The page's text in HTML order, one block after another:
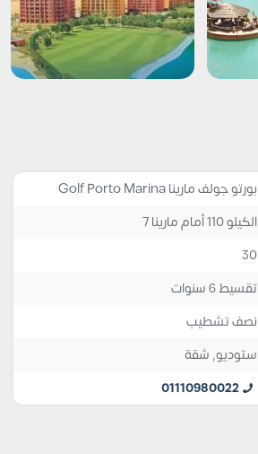
بورتو جولف مارينا Golf Porto Marina
الكيلو 110 أمام مارينا 7
30
تقسيط 6 سنوات
نصف تشطيب
ستوديو, شقة
01110980022